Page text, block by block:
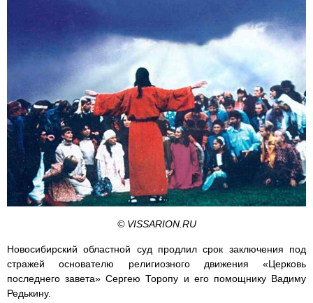
© VISSARION.RU
Новосибирский областной суд продлил срок заключения под
стражей основателю религиозного движения «Церковь
последнего завета» Сергею Торопу и его помощнику Вадиму
Редькину.